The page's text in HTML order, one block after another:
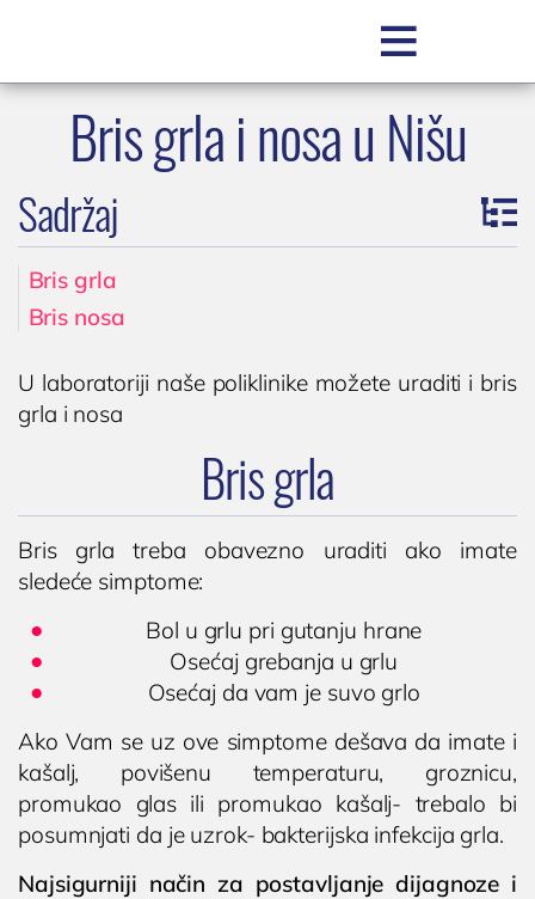

SR
POLIKLINIKA BOCOKIĆ
O nama
Zakažite pregled
Zakažite uslugu / testiranje
Cenovnik
Lokacija
Tim doktora
AKTIVNOSTI
Novosti i obaveštenja
Blog
UROLOGIJA
Pregled urologa sa ultrazvukom
Dijagnostika i lečenje polno prenosivih
Bris grla i nosa u Nišu
Sadržaj
Bris grla
Bris nosa
U laboratoriji naše poliklinike možete uraditi i bris
grla i nosa
Bris grla
Bris grla treba obavezno uraditi ako imate
sledeće simptome:
Bol u grlu pri gutanju hrane
Osećaj grebanja u grlu
Osećaj da vam je suvo grlo
Ako Vam se uz ove simptome dešava da imate i
kašalj, povišenu temperaturu, groznicu,
promukao glas ili promukao kašalj- trebalo bi
posumnjati da je uzrok- bakterijska infekcija grla.
Najsigurniji način za postavljanje dijagnoze i